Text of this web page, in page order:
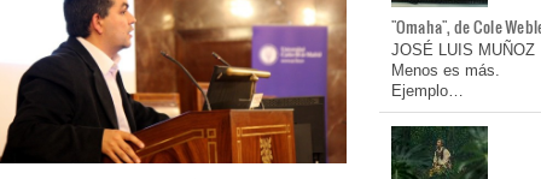
"Omaha", de Cole
JOSÉ LUIS MUÑOZ
Menos es más.
Ejemplo…